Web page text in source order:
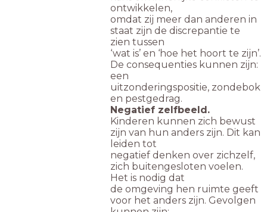
ontwikkelen,
omdat zij meer dan anderen in
staat zijn de discrepantie te
zien tussen
‘wat is’ en ‘hoe het hoort te zijn’.
De consequenties kunnen zijn:
een
uitzonderingspositie, zondebok
en pestgedrag.
Negatief zelfbeeld.
Kinderen kunnen zich bewust
zijn van hun anders zijn. Dit kan
leiden tot
negatief denken over zichzelf,
zich buitengesloten voelen.
Het is nodig dat
de omgeving hen ruimte geeft
voor het anders zijn. Gevolgen